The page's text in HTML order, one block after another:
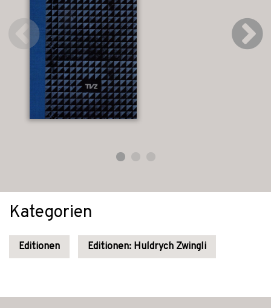
Kategorien
Editionen Editionen: Huldrych Zwingli